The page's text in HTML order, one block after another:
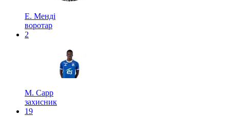
Е. Менді
воротар
2
М. Сарр
захисник
19